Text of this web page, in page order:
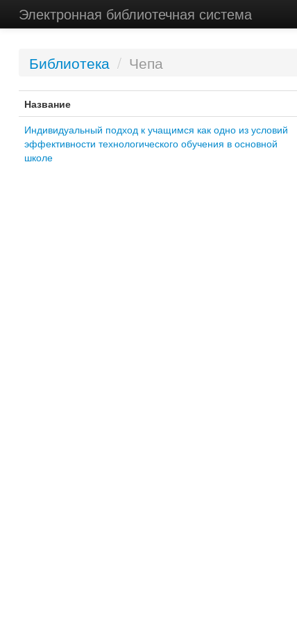
Электронная библиотечная система
Библиотека / Чепа
Название
Индивидуальный подход к учащимся как одно из условий
эффективности технологического обучения в основной
школе